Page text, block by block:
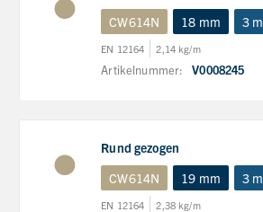
CW614N
18 mm 3 m
EN 12164 2,14 kg/m
Artikelnummer: V0008245
Rund gezogen
CW614N
19 mm 3 m
EN 12164 2,38 kg/m